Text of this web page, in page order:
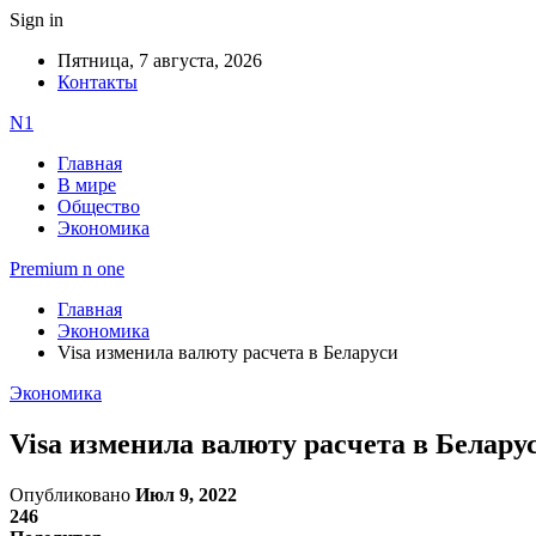
Sign in
Пятница, 7 августа, 2026
Контакты
N1
Главная
В мире
Общество
Экономика
Premium n one
Главная
Экономика
Visa изменила валюту расчета в Беларуси
Экономика
Visa изменила валюту расчета в
Опубликовано Июл 9, 2022
246